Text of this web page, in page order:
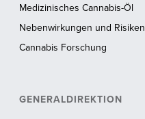
Medizinisches Cannabis-Öl
Nebenwirkungen und Risiken
Cannabis Forschung
GENERALDIREKTION